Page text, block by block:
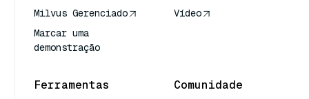
Milvus Gerenciado
Marcar uma
demonstração
Vídeo
Ferramentas Comunidade